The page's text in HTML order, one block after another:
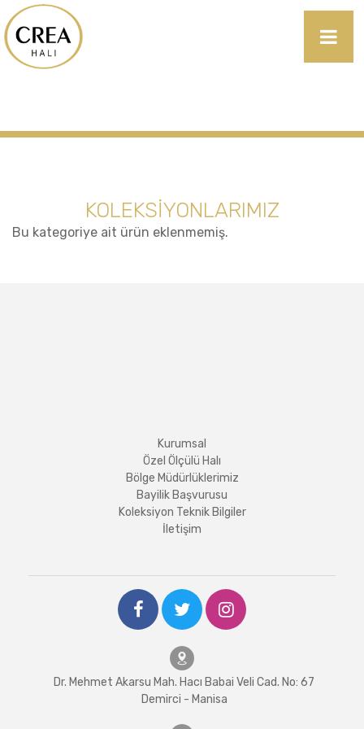
KOLEKSİYONLARIMIZ
Bu kategoriye ait ürün eklenmemiş.
Kurumsal
Özel Ölçülü Halı
Bölge Müdürlüklerimiz
Bayilik Başvurusu
Koleksiyon Teknik Bilgiler
İletişim
Dr. Mehmet Akarsu Mah. Hacı Babai Veli Cad. No: 67
Demirci - Manisa